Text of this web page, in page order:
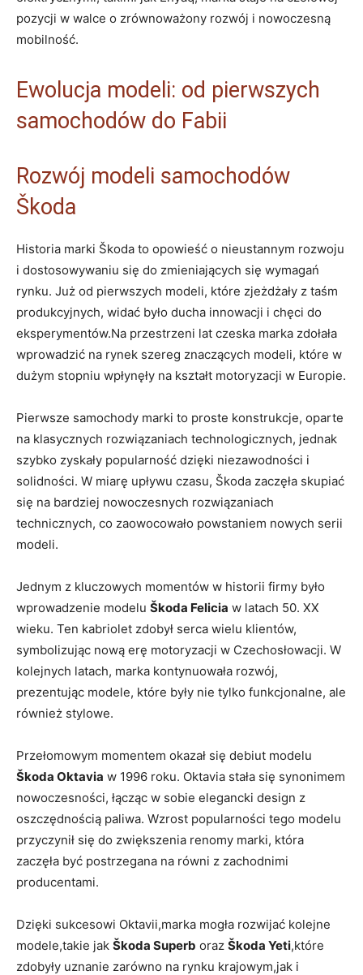
pozycji w walce o zrównoważony ⁤rozwój i nowoczesną
mobilność.
Ewolucja modeli: od pierwszych
samochodów do Fabii
Rozwój modeli samochodów
Škoda
Historia marki Škoda to opowieść o nieustannym rozwoju
i dostosowywaniu się‍ do zmieniających się wymagań
rynku. Już od pierwszych modeli, które zjeżdżały z ‌taśm
produkcyjnych, widać było ducha innowacji i chęci do
eksperymentów.Na przestrzeni lat czeska‌ marka zdołała
wprowadzić na rynek szereg znaczących‌ modeli, które w
dużym stopniu wpłynęły na kształt motoryzacji w Europie.
Pierwsze samochody marki to proste⁣ konstrukcje, oparte
na klasycznych rozwiązaniach technologicznych, jednak
szybko zyskały popularność dzięki niezawodności ​i
solidności. W miarę upływu czasu, Škoda zaczęła skupiać
się na bardziej nowoczesnych rozwiązaniach
technicznych, co zaowocowało powstaniem nowych serii
modeli.
Jednym z kluczowych momentów w historii ⁣firmy było⁣
wprowadzenie modelu Škoda Felicia w latach 50. XX
wieku. Ten kabriolet zdobył serca wielu klientów,
symbolizując⁣ nową erę motoryzacji w Czechosłowacji. ⁤W
kolejnych latach, marka kontynuowała rozwój,
prezentując modele, ⁢które były nie tylko funkcjonalne, ale
również stylowe.
Przełomowym momentem okazał się debiut modelu
Škoda Oktavia w 1996 roku. Oktavia stała się synonimem
nowoczesności, łącząc⁣ w sobie⁢ elegancki⁢ design z
oszczędnością paliwa.‍ Wzrost popularności tego modelu
przyczynił się do zwiększenia renomy marki, która
zaczęła być postrzegana na równi z zachodnimi
⁤producentami.
Dzięki sukcesowi Oktavii,marka mogła rozwijać kolejne
modele,takie jak Škoda Superb oraz Škoda Yeti,które
zdobyły uznanie zarówno na rynku krajowym,jak i